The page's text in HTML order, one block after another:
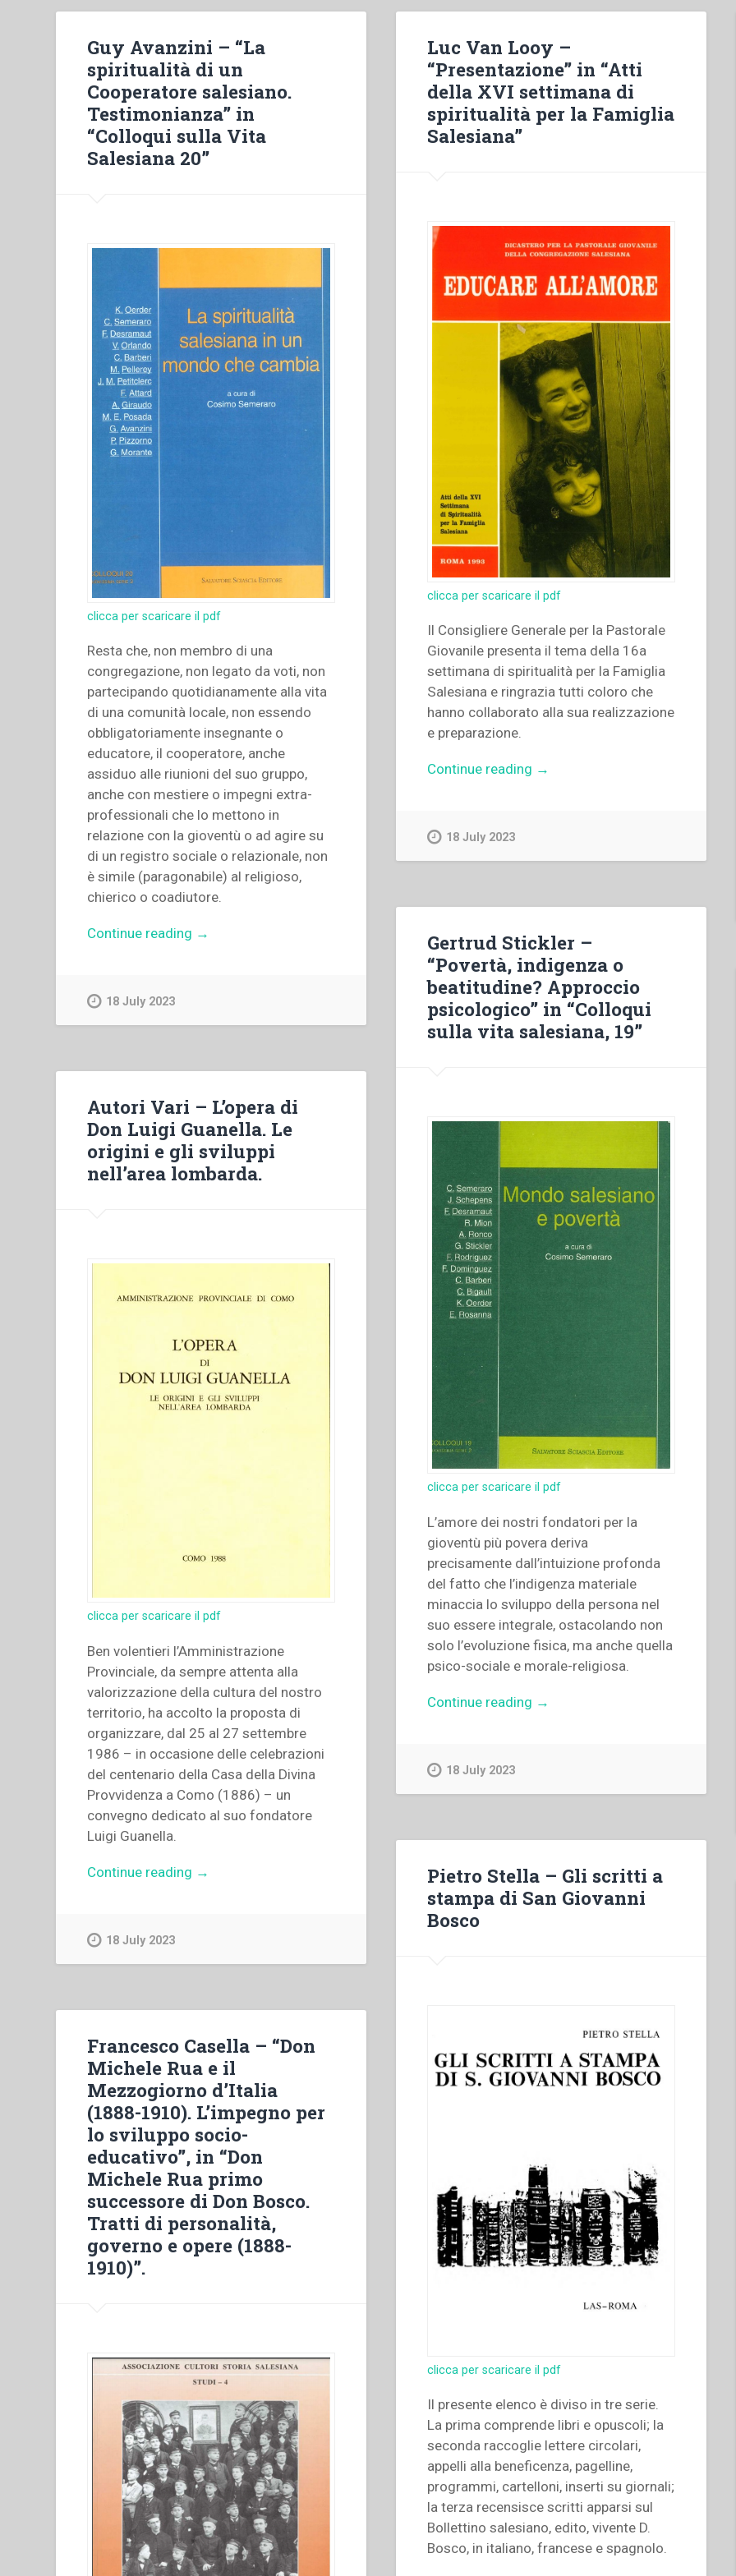
Guy Avanzini – “La
spiritualità di un
Cooperatore salesiano.
Testimonianza” in
“Colloqui sulla Vita
Salesiana 20”
clicca per scaricare il pdf
Resta che, non membro di una
congregazione, non legato da voti, non
partecipando quotidianamente alla vita
di una comunità locale, non essendo
obbligatoriamente insegnante o
educatore, il cooperatore, anche
assiduo alle riunioni del suo gruppo,
anche con mestiere o impegni extra-
professionali che lo mettono in
relazione con la gioventù o ad agire su
di un registro sociale o relazionale, non
è simile (paragonabile) al religioso,
chierico o coadiutore.
Continue reading “Guy
Cooperatore
salesiano.
Testimonianza”
in
“Colloqui
sulla
→
18 July 2023
Luc Van Looy –
“Presentazione” in “Atti
della XVI settimana di
spiritualità per la Famiglia
Salesiana”
clicca per scaricare il pdf
Il Consigliere Generale per la Pastorale
Giovanile presenta il tema della 16a
settimana di spiritualità per la Famiglia
Salesiana e ringrazia tutti coloro che
hanno collaborato alla sua realizzazione
e preparazione.
Continue reading “Luc
della
XVI
settimana
di
spiritualità
per
la
→
18 July 2023
Gertrud Stickler –
“Povertà, indigenza o
beatitudine? Approccio
psicologico” in “Colloqui
sulla vita salesiana, 19”
clicca per scaricare il pdf
L’amore dei nostri fondatori per la
gioventù più povera deriva
precisamente dall’intuizione profonda
del fatto che l’indigenza materiale
minaccia lo sviluppo della persona nel
suo essere integrale, ostacolando non
solo l’evoluzione fisica, ma anche quella
psico-sociale e morale-religiosa.
Continue reading “Gertrud
Approccio
psicologico”
in
“Colloqui
→
18 July 2023
Autori Vari – L’opera di
Don Luigi Guanella. Le
origini e gli sviluppi
nell’area lombarda.
clicca per scaricare il pdf
Ben volentieri l’Amministrazione
Provinciale, da sempre attenta alla
valorizzazione della cultura del nostro
territorio, ha accolto la proposta di
organizzare, dal 25 al 27 settembre
1986 – in occasione delle celebrazioni
del centenario della Casa della Divina
Provvidenza a Como (1886) – un
convegno dedicato al suo fondatore
Luigi Guanella.
Continue reading “Autori
Guanella.
origini
e
gli
sviluppi
nell’area
lombarda.”
→
18 July 2023
Pietro Stella – Gli scritti a
stampa di San Giovanni
Bosco
clicca per scaricare il pdf
Il presente elenco è diviso in tre serie.
La prima comprende libri e opuscoli; la
seconda raccoglie lettere circolari,
appelli alla beneficenza, pagelline,
programmi, cartelloni, inserti su giornali;
la terza recensisce scritti apparsi sul
Bollettino salesiano, edito, vivente D.
Bosco, in italiano, francese e spagnolo.
Francesco Casella – “Don
Michele Rua e il
Mezzogiorno d’Italia
(1888-1910). L’impegno per
lo sviluppo socio-
educativo”, in “Don
Michele Rua primo
successore di Don Bosco.
Tratti di personalità,
governo e opere (1888-
1910)”.